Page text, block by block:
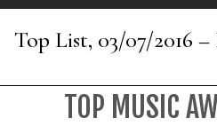
Top List, 03/07/2016 –
TOP MUSIC